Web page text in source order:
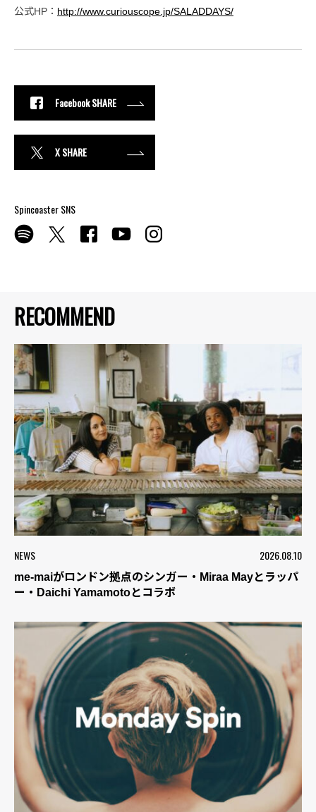
RECOMMEND
NEWS 2026.08.10
me-maiがロンドン拠点のシンガー・Miraa Mayとラッパ
ー・Daichi Yamamotoとコラボ
公式HP： http://www.curiouscope.jp/SALADDAYS/
Facebook SHARE
X SHARE
Spincoaster SNS